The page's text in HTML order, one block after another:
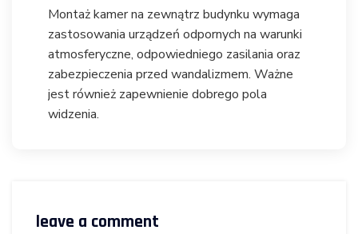
Montaż kamer na zewnątrz budynku wymaga
zastosowania urządzeń odpornych na warunki
atmosferyczne, odpowiedniego zasilania oraz
zabezpieczenia przed wandalizmem. Ważne
jest również zapewnienie dobrego pola
widzenia.
leave a comment